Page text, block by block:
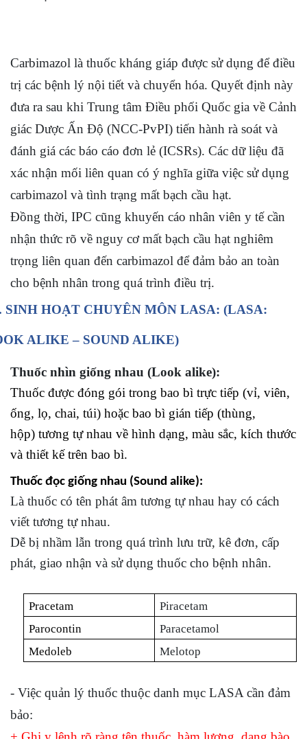
Carbimazol là thuốc kháng giáp được sử dụng để điều
trị các bệnh lý nội tiết và chuyển hóa. Quyết định này
đưa ra sau khi Trung tâm Điều phối Quốc gia về Cảnh
giác Dược Ấn Độ (NCC-PvPI) tiến hành rà soát và
đánh giá các báo cáo đơn lẻ (ICSRs). Các dữ liệu đã
xác nhận mối liên quan có ý nghĩa giữa việc sử dụng
carbimazol và tình trạng mất bạch cầu hạt.
Đồng thời, IPC cũng khuyến cáo nhân viên y tế cần
nhận thức rõ về nguy cơ mất bạch cầu hạt nghiêm
trọng liên quan đến carbimazol để đảm bảo an toàn
cho bệnh nhân trong quá trình điều trị.
SINH HOẠT CHUYÊN MÔN LASA: (LASA:
ALIKE – SOUND ALIKE)
Thuốc nhìn giống nhau (Look alike):
Thuốc được đóng gói trong bao bì trực tiếp (vỉ, viên,
ống, lọ, chai, túi) hoặc bao bì gián tiếp (thùng,
hộp) tương tự nhau về hình dạng, màu sắc, kích thước
và thiết kế trên bao bì.
Thuốc đọc giống nhau (Sound alike):
Là thuốc có tên phát âm tương tự nhau hay có cách
viết tương tự nhau.
Dễ bị nhầm lẫn trong quá trình lưu trữ, kê đơn, cấp
phát, giao nhận và sử dụng thuốc cho bệnh nhân.
Pracetam
Piracetam
Parocontin
Paracetamol
Medoleb
Melotop
- Việc quản lý thuốc thuộc danh mục LASA cần đảm
bảo: